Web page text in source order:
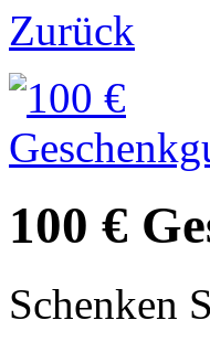
Zurück
100 €
Schenken